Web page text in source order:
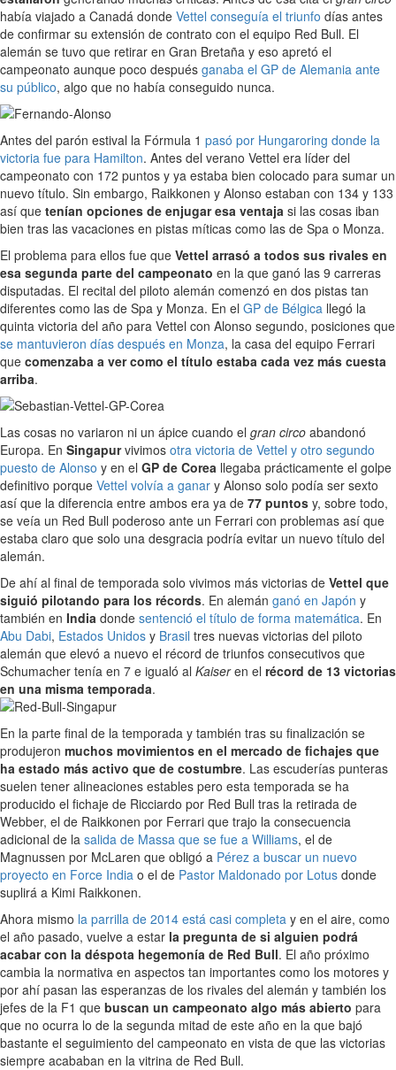
había viajado a Canadá donde Vettel conseguía el triunfo días antes
de confirmar su extensión de contrato con el equipo Red Bull. El
alemán se tuvo que retirar en Gran Bretaña y eso apretó el
campeonato aunque poco después ganaba el GP de Alemania ante
su público, algo que no había conseguido nunca.
Antes del parón estival la Fórmula 1 pasó por Hungaroring donde la
victoria fue para Hamilton. Antes del verano Vettel era líder del
campeonato con 172 puntos y ya estaba bien colocado para sumar un
nuevo título. Sin embargo, Raikkonen y Alonso estaban con 134 y 133
así que tenían opciones de enjugar esa ventaja si las cosas iban
bien tras las vacaciones en pistas míticas como las de Spa o Monza.
El problema para ellos fue que Vettel arrasó a todos sus rivales en
esa segunda parte del campeonato en la que ganó las 9 carreras
disputadas. El recital del piloto alemán comenzó en dos pistas tan
diferentes como las de Spa y Monza. En el GP de Bélgica llegó la
quinta victoria del año para Vettel con Alonso segundo, posiciones que
se mantuvieron días después en Monza, la casa del equipo Ferrari
que comenzaba a ver como el título estaba cada vez más cuesta
arriba.
Las cosas no variaron ni un ápice cuando el gran circo abandonó
Europa. En Singapurvivimos otra victoria de Vettel y otro segundo
puesto de Alonso y en el GP de Corea llegaba prácticamente el golpe
definitivo porque Vettel volvía a ganar y Alonso solo podía ser sexto
así que la diferencia entre ambos era ya de 77 puntos y, sobre todo,
se veía un Red Bull poderoso ante un Ferrari con problemas así que
estaba claro que solo una desgracia podría evitar un nuevo título del
alemán.
De ahí al final de temporada solo vivimos más victorias de Vettel que
siguió pilotando para los récords. En alemán ganó en Japón y
también en India donde sentenció el título de forma matemática. En
Abu Dabi, Estados Unidos y Brasil tres nuevas victorias del piloto
alemán que elevó a nuevo el récord de triunfos consecutivos que
Schumacher tenía en 7 e igualó al Kaiseren el récord de 13 victorias
en una misma temporada.
En la parte final de la temporada y también tras su finalización se
produjeron muchos movimientos en el mercado de fichajes que
ha estado más activo que de costumbre. Las escuderías punteras
suelen tener alineaciones estables pero esta temporada se ha
producido el fichaje de Ricciardo por Red Bull tras la retirada de
Webber, el de Raikkonen por Ferrari que trajo la consecuencia
adicional de la salida de Massa que se fue a Williams, el de
Magnussen por McLaren que obligó a Pérez a buscar un nuevo
proyecto en Force India o el de Pastor Maldonado por Lotus donde
suplirá a Kimi Raikkonen.
Ahora mismo la parrilla de 2014 está casi completa y en el aire, como
el año pasado, vuelve a estar la pregunta de si alguien podrá
acabar con la déspota hegemonía de Red Bull. El año próximo
cambia la normativa en aspectos tan importantes como los motores y
por ahí pasan las esperanzas de los rivales del alemán y también los
jefes de la F1 que buscan un campeonato algo más abierto para
que no ocurra lo de la segunda mitad de este año en la que bajó
bastante el seguimiento del campeonato en vista de que las victorias
siempre acababan en la vitrina de Red Bull.